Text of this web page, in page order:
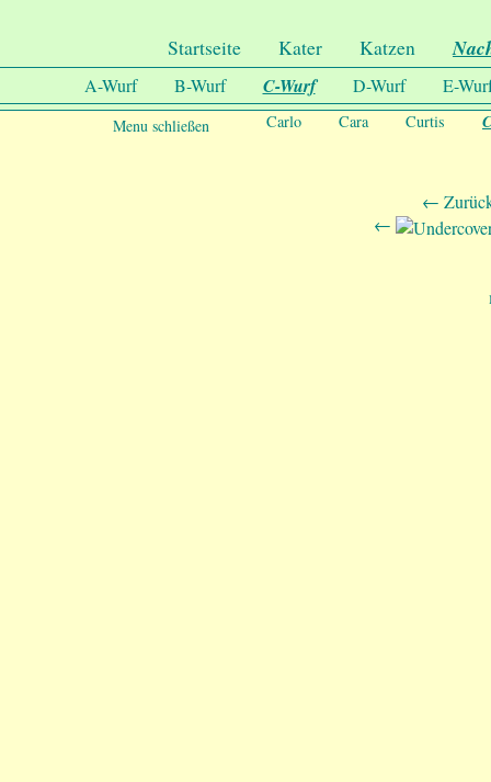
Startseite Kater Katzen
A-Wurf B-Wurf C-Wurf D-Wurf E-
Carlo Cara Curtis
Menu schließen
←
←